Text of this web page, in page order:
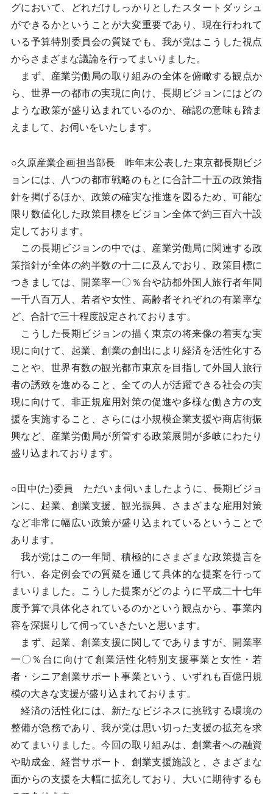
グにおいて、どれだけしっかりとしたスタートダッシュ
ができるかということが大変重要であり、現在行われて
いる予算特別委員会の質疑でも、我が党はこうした視点
からさまざまな議論を行ってまいりました。
まず、産業労働局の取り組みの全体を俯瞰する観点か
ら、世界一の都市の実現に向け、長期ビジョンにはどの
ような政策が盛り込まれているのか、確認の意味も踏ま
えまして、お伺いをいたします。
○久原産業企画担当部長 昨年末公表した東京都長期ビジ
ョンには、八つの都市戦略のもとに合計二十五の政策指
針を掲げるほか、政策の確実な推進を図るため、可能な
限り数値化した政策目標をビジョン全体で約三百六十設
定しております。
この長期ビジョンの中では、産業労働局に関連する政
策指針が全体の約半数の十二に及んでおり、政策目標に
つきましては、開業率一〇％台や訪都外国人旅行者年間
一千八百万人、若者や女性、高齢者それぞれの有業率な
ど、合計で三十程度設定されております。
こうした長期ビジョンの描く東京の将来像の着実な実
現に向けて、起業、創業の創出により経済を活性化する
ことや、世界有数の観光都市東京を目指して外国人旅行
者の誘致を進めること、全ての人が活躍できる社会の実
現に向けて、非正規雇用対策の促進や多様な働き方の支
援を実施すること、さらには小規模企業支援や商店街振
興など、産業労働局が所管する政策展開が多岐にわたり
盛り込まれております。
○田中(た)委員 ただいま伺いましたように、長期ビジョ
ンに、起業、創業支援、観光振興、さまざまな雇用対策
など非常に幅広い政策が盛り込まれているということで
あります。
我が党はこの一年間、積極的にさまざまな政策提言を
行い、各定例会での質疑を通じて具体的な提案を行って
まいりました。こうした提案がどのように平成二十七年
度予算で具体化されているのかという観点から、事業内
容を深掘りして伺っていきたいと思います。
まず、起業、創業支援に関してでありますが、開業率
一〇％台に向けて創業活性化特別支援事業と女性・若
者・シニア創業サポート事業という、いずれも百億円規
模の大きな支援が盛り込まれております。
経済の活性化には、新たなビジネスに挑戦する環境の
整備が急務であり、我が党は思い切った支援の拡充を求
めてまいりました。今回の取り組みは、創業者への融資
や助成金、経営サポート、創業支援施設と、さまざまな
面からの支援を大幅に拡充しており、大いに期待するも